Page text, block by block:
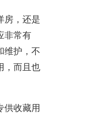
房，还是
非常有
维护，不
，而且也
供收藏用